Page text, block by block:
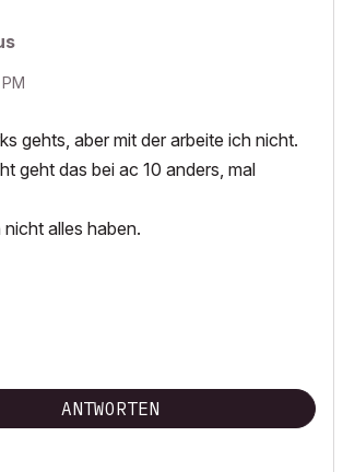
PM
gehts, aber mit der arbeite ich nicht.
geht das bei ac 10 anders, mal
alles haben.
ANTWORTEN